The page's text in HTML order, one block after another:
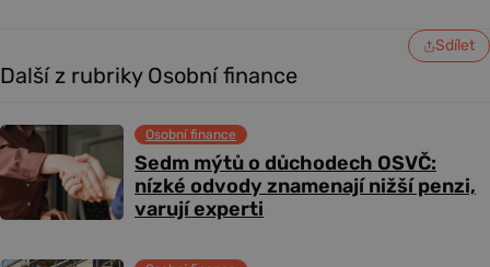
Sdílet
Další z rubriky Osobní finance
Sedm mýtů o důchodech OSVČ:
nízké odvody znamenají nižší penzi,
varují experti
Osobní finance